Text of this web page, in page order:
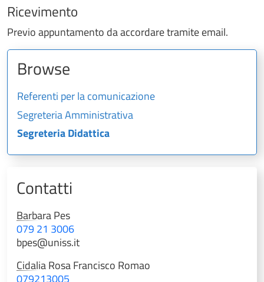
Ricevimento
Previo appuntamento da accordare tramite email.
Browse
Referenti per la comunicazione
Segreteria Amministrativa
Segreteria Didattica
Contatti
BarbaraPes
079 21 3006
bpes@uniss.it
Cidalia RosaFrancisco Romao
079213005